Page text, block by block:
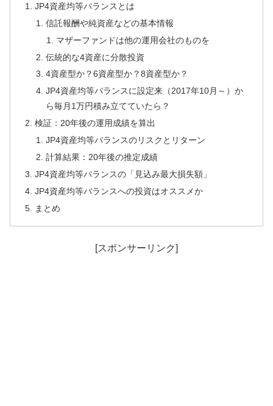
JP4資産均等バランスとは
信託報酬や純資産などの基本情報
マザーファンドは他の運用会社のものを
伝統的な4資産に分散投資
4資産型か？6資産型か？8資産型か？
JP4資産均等バランスに設定来（2017年10月～）か
ら毎月1万円積み立てていたら？
検証：20年後の運用成績を算出
JP4資産均等バランスのリスクとリターン
計算結果：20年後の推定成績
JP4資産均等バランスの「見込み最大損失額」
JP4資産均等バランスへの投資はオススメか
まとめ
[スポンサーリンク]